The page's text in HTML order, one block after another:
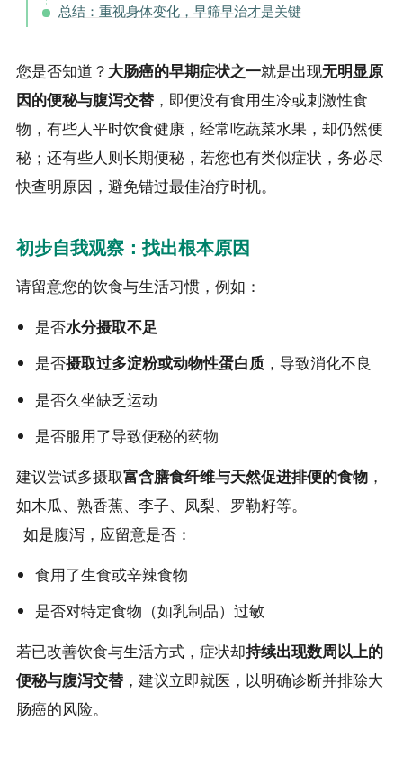
总结：重视身体变化，早筛早治才是关键
您是否知道？大肠癌的早期症状之一就是出现无明显原
因的便秘与腹泻交替 ，即便没有食用生冷或刺激性食
物，有些人平时饮食健康，经常吃蔬菜水果，却仍然便
秘；还有些人则长期便秘，若您也有类似症状，务必尽
快查明原因，避免错过最佳治疗时机。
初步自我观察：找出根本原因
请留意您的饮食与生活习惯，例如：
是否水分摄取不足
是否摄取过多淀粉或动物性蛋白质 ，导致消化不良
是否久坐缺乏运动
是否服用了导致便秘的药物
建议尝试多摄取富含膳食纤维与天然促进排便的食物 ，
如木瓜、熟香蕉、李子、凤梨、罗勒籽等。
如是腹泻，应留意是否：
食用了生食或辛辣食物
是否对特定食物（如乳制品）过敏
若已改善饮食与生活方式，症状却持续出现数周以上的
便秘与腹泻交替 ，建议立即就医，以明确诊断并排除大
肠癌的风险。